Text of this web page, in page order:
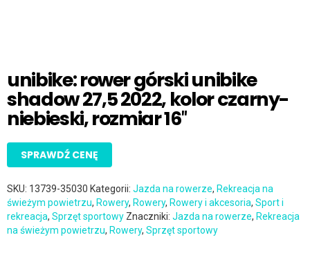
unibike: rower górski unibike
shadow 27,5 2022, kolor czarny-
niebieski, rozmiar 16″
SPRAWDŹ CENĘ
SKU: 13739-35030 Kategorii: Jazda na rowerze, Rekreacja na
świeżym powietrzu, Rowery, Rowery, Rowery i akcesoria, Sport i
rekreacja, Sprzęt sportowy Znaczniki: Jazda na rowerze, Rekreacja
na świeżym powietrzu, Rowery, Sprzęt sportowy